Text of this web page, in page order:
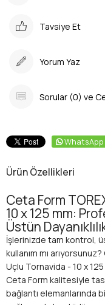
Tavsiye Et
Yorum Yaz
Sorular (0) ve
WhatsApp
Ürün Özellikleri
Ceta Form
10 x 125 mm:
Üstün
İşlerinizde tam kontrol,
kullanım mı
Uçlu Tornavida - 10 x
Ceta Form kalitesiyle
bağlantı elemanlarında